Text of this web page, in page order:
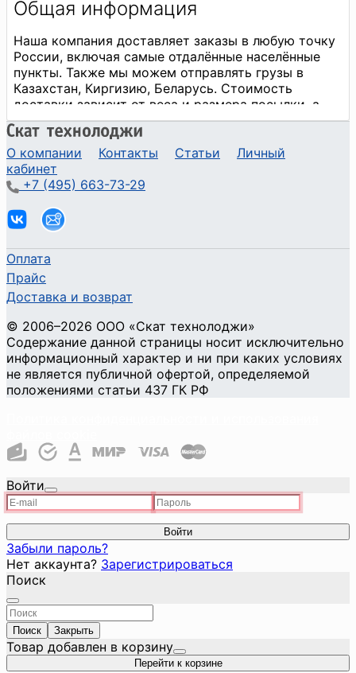
О компании Контакты Статьи
Личный
кабинет
+7 (495) 663-73-29
Оплата
Прайс
Доставка и возврат
© 2006–2026 ООО «Скат технолоджи»
Содержание данной страницы носит исключительно
информационный характер и ни при каких условиях
не является публичной офертой, определяемой
положениями статьи 437 ГК РФ
Войти
Войти
Забыли пароль?
Нет аккаунта? Зарегистрироваться
Поиск
Поиск Закрыть
Товар добавлен в корзину
Перейти к корзине